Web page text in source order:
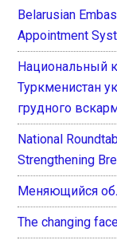
Belarusian
Appointment
Национальный
Туркменистан
грудного
National
Strengthening
Меняющийся
The changing